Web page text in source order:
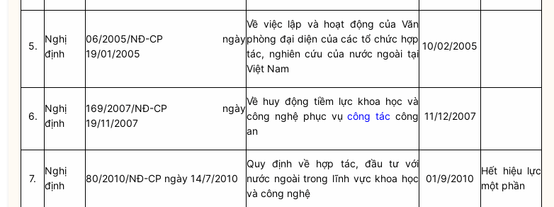
5.
Nghị
định
06/2005/NĐ-CP ngày
19/01/2005
Về việc lập và hoạt động của Văn
phòng đại diện của các tổ chức hợp
tác, nghiên cứu của nước ngoài tại
Việt Nam
10/02/2005
6.
Nghị
định
169/2007/NĐ-CP ngày
19/11/2007
Về huy động tiềm lực khoa học và
công nghệ phục vụcông tác công
an
11/12/2007
7.
Nghị
định
80/2010/NĐ-CP ngày 14/7/2010
Quy định về hợp tác, đầu tư với
nước ngoài trong lĩnh vực khoa học
và công nghệ
01/9/2010
Hết hiệu lực
một phần